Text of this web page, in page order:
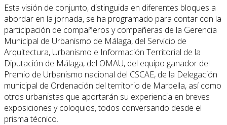
Esta visión de conjunto, distinguida en diferentes bloques a
abordar en la jornada, se ha programado para contar con la
participación de compañeros y compañeras de la Gerencia
Municipal de Urbanismo de Málaga, del Servicio de
Arquitectura, Urbanismo e Información Territorial de la
Diputación de Málaga, del OMAU, del equipo ganador del
Premio de Urbanismo nacional del CSCAE, de la Delegación
municipal de Ordenación del territorio de Marbella, así como
otros urbanistas que aportarán su experiencia en breves
exposiciones y coloquios, todos conversando desde el
prisma técnico.